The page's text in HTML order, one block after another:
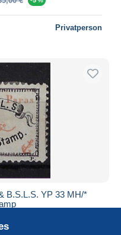
Privatperson
B.S.L.S. YP 33 MH/*
€